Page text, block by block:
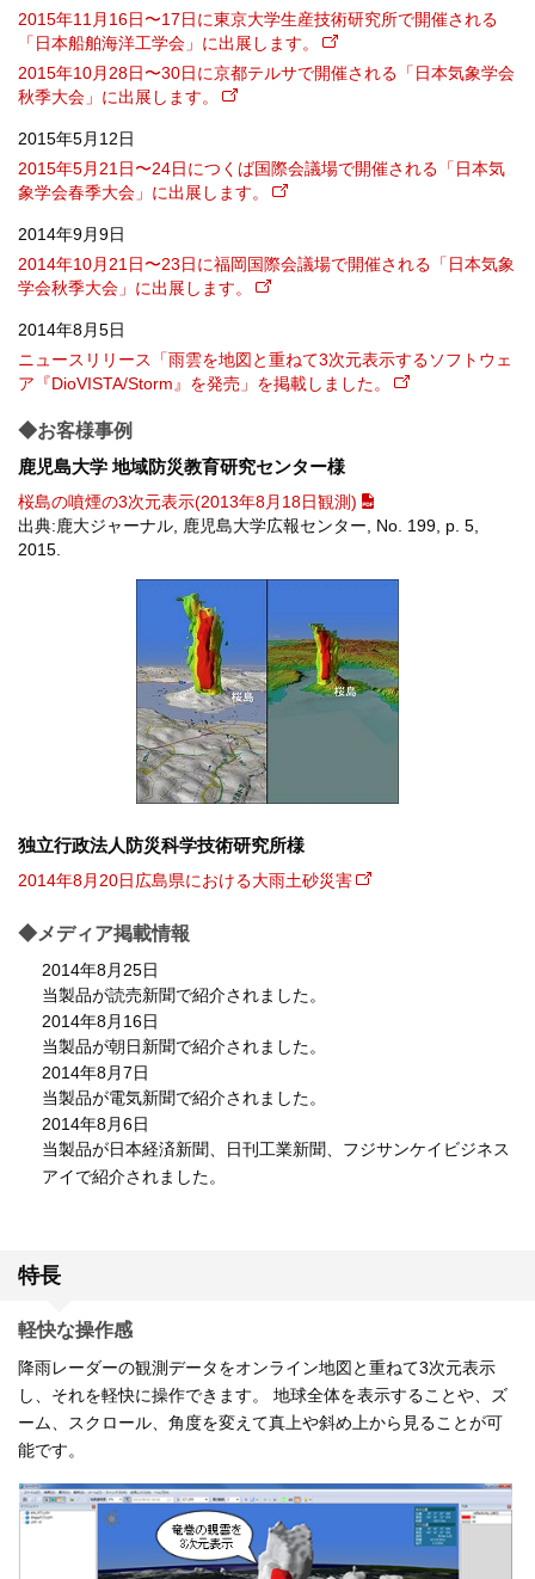
2015年11月16日〜17日に東京大学生産技術研究所で開催される
「日本船舶海洋工学会」に出展します。
2015年10月28日〜30日に京都テルサで開催される「日本気象学会
秋季大会」に出展します。
2015年5月12日
2015年5月21日〜24日につくば国際会議場で開催される「日本気
象学会春季大会」に出展します。
2014年9月9日
2014年10月21日〜23日に福岡国際会議場で開催される「日本気象
学会秋季大会」に出展します。
2014年8月5日
ニュースリリース「雨雲を地図と重ねて3次元表示するソフトウェ
ア『DioVISTA/Storm』を発売」を掲載しました。
◆お客様事例
鹿児島大学 地域防災教育研究センター様
桜島の噴煙の3次元表示(2013年8月18日観測)
出典:鹿大ジャーナル, 鹿児島大学広報センター, No. 199, p. 5,
2015.
独立行政法人防災科学技術研究所様
2014年8月20日広島県における大雨土砂災害
◆メディア掲載情報
2014年8月25日
当製品が読売新聞で紹介されました。
2014年8月16日
当製品が朝日新聞で紹介されました。
2014年8月7日
当製品が電気新聞で紹介されました。
2014年8月6日
当製品が日本経済新聞、日刊工業新聞、フジサンケイビジネス
アイで紹介されました。
特長
軽快な操作感
降雨レーダーの観測データをオンライン地図と重ねて3次元表示
し、それを軽快に操作できます。 地球全体を表示することや、ズ
ーム、スクロール、角度を変えて真上や斜め上から見ることが可
能です。